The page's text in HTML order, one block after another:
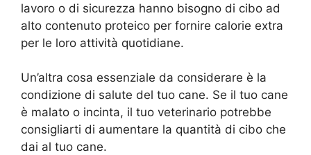
lavoro o di sicurezza hanno bisogno di cibo ad
alto contenuto proteico per fornire calorie extra
per le loro attività quotidiane.
Un’altra cosa essenziale da considerare è la
condizione di salute del tuo cane. Se il tuo cane
è malato o incinta, il tuo veterinario potrebbe
consigliarti di aumentare la quantità di cibo che
dai al tuo cane.